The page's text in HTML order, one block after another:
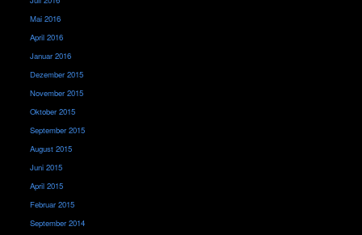
Mai 2016
April 2016
Januar 2016
Dezember 2015
November 2015
Oktober 2015
September 2015
August 2015
Juni 2015
April 2015
Februar 2015
September 2014